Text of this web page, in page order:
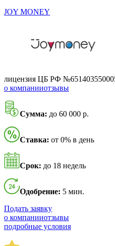
JOY MONEY
лицензия ЦБ РФ
о компанииотзывы
Сумма: до 60 000 р.
Ставка: от 0% в день
Срок: до 18 недель
Одобрение: 5 мин.
Подать заявку
о компанииотзывы
подробные условия